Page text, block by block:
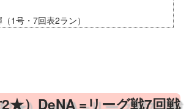
1号・7回表2ラン）
）DeNA =リーグ戦7回戦